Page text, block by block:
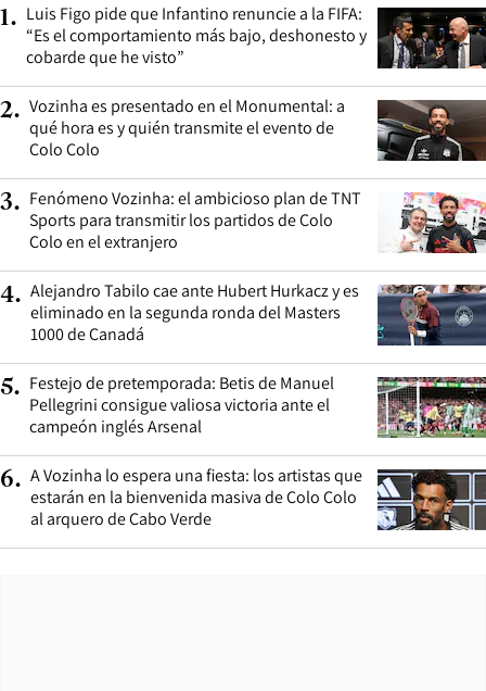
1. Luis Figo pide que Infantino renuncie a la FIFA:
“Es el comportamiento más bajo, deshonesto y
cobarde que he visto”
2. Vozinha es presentado en el Monumental: a
qué hora es y quién transmite el evento de
Colo Colo
3. Fenómeno Vozinha: el ambicioso plan de TNT
Sports para transmitir los partidos de Colo
Colo en el extranjero
4. Alejandro Tabilo cae ante Hubert Hurkacz y es
eliminado en la segunda ronda del Masters
1000 de Canadá
5. Festejo de pretemporada: Betis de Manuel
Pellegrini consigue valiosa victoria ante el
campeón inglés Arsenal
6. A Vozinha lo espera una fiesta: los artistas que
estarán en la bienvenida masiva de Colo Colo
al arquero de Cabo Verde